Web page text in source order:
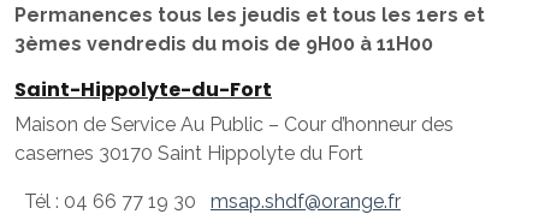
Permanences tous les jeudis et tous les 1ers et
3èmes vendredis du mois de 9H00 à 11H00
Saint-Hippolyte-du-Fort
Maison de Service Au Public – Cour d’honneur des
casernes 30170 Saint Hippolyte du Fort
Tél : 04 66 77 19 30 msap.shdf@orange.fr